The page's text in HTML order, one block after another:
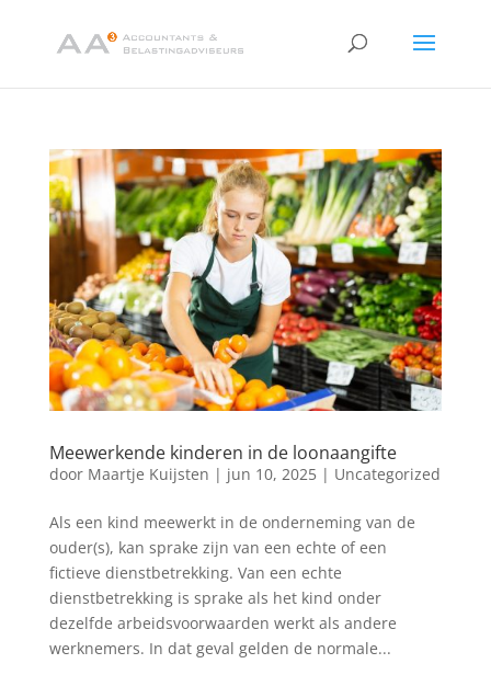
Meewerkende kinderen in de loonaangifte
door Maartje Kuijsten | jun 10, 2025| Uncategorized
Als een kind meewerkt in de onderneming van de
ouder(s), kan sprake zijn van een echte of een
fictieve dienstbetrekking. Van een echte
dienstbetrekking is sprake als het kind onder
dezelfde arbeidsvoorwaarden werkt als andere
werknemers. In dat geval gelden de normale...